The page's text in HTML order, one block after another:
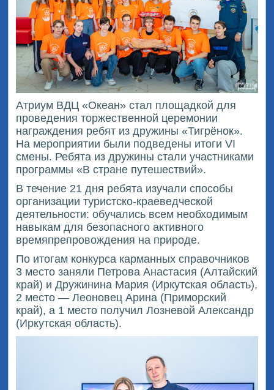
Атриум ВДЦ «Океан» стал площадкой для
проведения торжественной церемонии
награждения ребят из дружины «Тигрёнок».
На мероприятии были подведены итоги VI
смены. Ребята из дружины стали участниками
программы «В стране путешествий».
В течение 21 дня ребята изучали способы
организации туристско-краеведческой
деятельности: обучались всем необходимым
навыкам для безопасного активного
времяпрепровождения на природе.
По итогам конкурса карманных справочников
3 место заняли Петрова Анастасия (Алтайский
край) и Дружинина Мария (Иркутская область),
2 место — Леоновец Арина (Приморский
край), а 1 место получил Лозневой Александр
(Иркутская область).